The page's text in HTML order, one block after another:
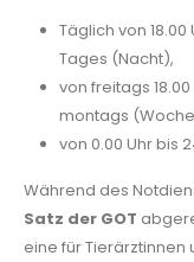
Täglich von
Tages (Nacht),
von freitags
montags
von 0.00 Uhr bis
Während des
Satz der GOT
eine für Tierärztinnen